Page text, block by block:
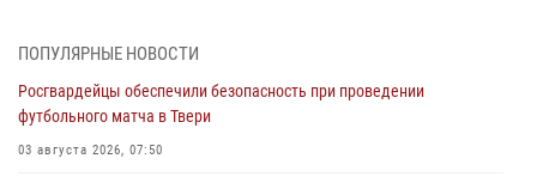
28 июля 2026, 11:30 2
Сотрудники вневедомственной охраны совершили 250 выездов и
пресекли 20 правонарушений за неделю в Тверской области
27 июля 2026, 08:29
ПОПУЛЯРНЫЕ НОВОСТИ
Росгвардейцы обеспечили безопасность при проведении
футбольного матча в Твери
03 августа 2026, 07:50